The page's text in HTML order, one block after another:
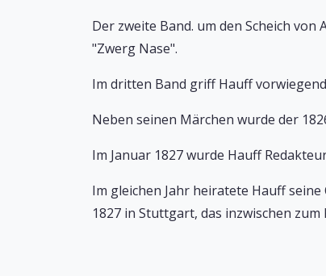
Der zweite Band. um den Scheich
"Zwerg Nase".
Im dritten Band griff Hauff
Neben seinen Märchen wurde der
Im Januar 1827 wurde Hauff
Im gleichen Jahr heiratete Hauff
1827 in Stuttgart, das inzwischen